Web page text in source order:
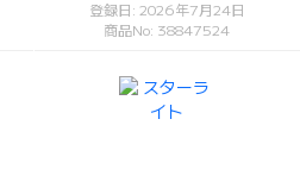
登録日: 2026年7月24日
商品No: 38847524